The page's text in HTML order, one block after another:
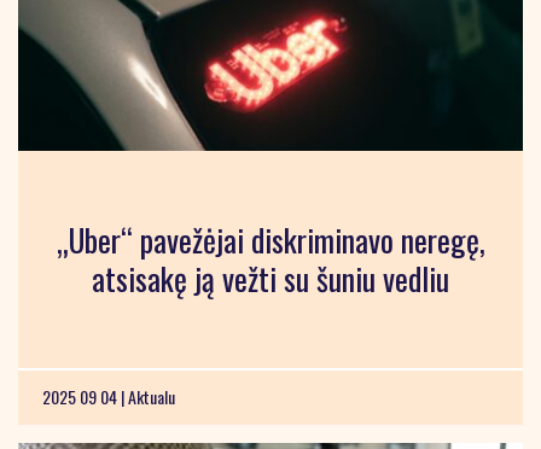
„Uber“ pavežėjai diskriminavo neregę,
atsisakę ją vežti su šuniu vedliu
2025 09 04 |Aktualu